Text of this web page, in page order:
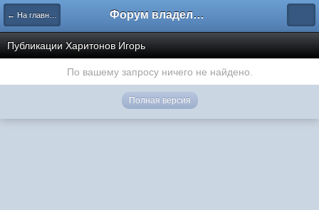
← На главную Форум владельцев интернет-магазинов
Публикации Харитонов Игорь
По вашему запросу ничего не найдено.
Полная версия